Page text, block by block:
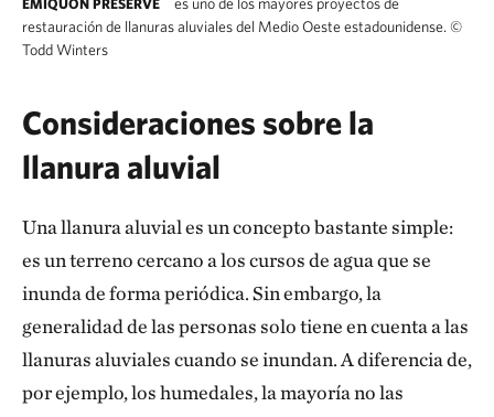
EMIQUON PRESERVE
restauración de llanuras aluviales del Medio Oeste estadounidense. ©
Todd Winters
Consideraciones sobre la
llanura aluvial
Una llanura aluvial es un concepto bastante simple:
es un terreno cercano a los cursos de agua que se
inunda de forma periódica. Sin embargo, la
generalidad de las personas solo tiene en cuenta a las
llanuras aluviales cuando se inundan. A diferencia de,
por ejemplo, los humedales, la mayoría no las